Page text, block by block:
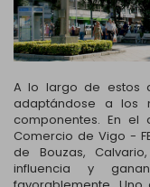
A lo largo de estos
adaptándose a los
componentes. En
Comercio de Vigo -
de Bouzas,
influencia y